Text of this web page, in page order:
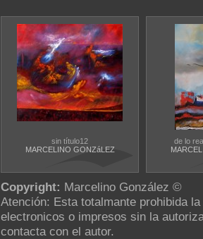
sin título12
MARCELINO GONZáLEZ
de lo
Copyright: Marcelino González ©
Atención: Esta totalmante prohibida
electronicos o impresos sin la
contacta con el autor.